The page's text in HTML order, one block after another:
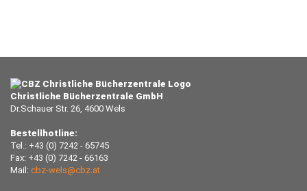
Christliche Bücherzentrale GmbH
Dr.Schauer Str. 26, 4600 Wels
Bestellhotline:
Tel.: +43 (0) 7242 - 65745
Fax: +43 (0) 7242 - 66163
Mail: cbz-wels@cbz.at